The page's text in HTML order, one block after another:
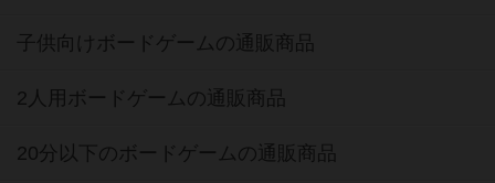
子供向けボードゲームの通販商品
2人用ボードゲームの通販商品
20分以下のボードゲームの通販商品